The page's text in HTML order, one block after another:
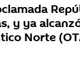
y ya
Norte